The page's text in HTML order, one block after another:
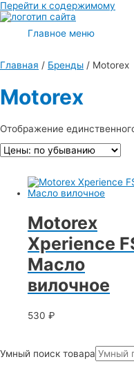
Перейти к содержимому
Главное меню
Главная / Бренды / Motorex
Motorex
Отображение
Motorex
Xperience
Масло
вилочное
530 ₽
Умный поиск товара